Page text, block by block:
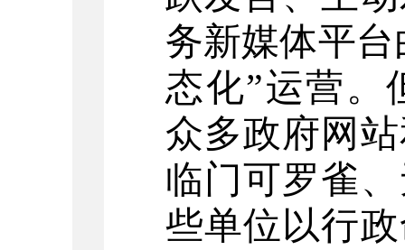
务新媒体平台
态化”运营。
众多政府网
临门可罗雀
些单位以行